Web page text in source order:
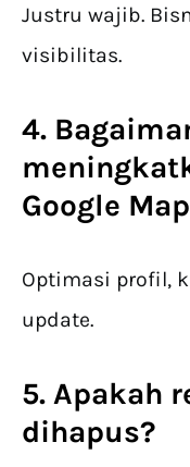
Justru wajib.
visibilitas.
4.
Google
Optimasi profil,
update.
5. Apakah
dihapus?